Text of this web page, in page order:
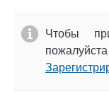
Чтобы